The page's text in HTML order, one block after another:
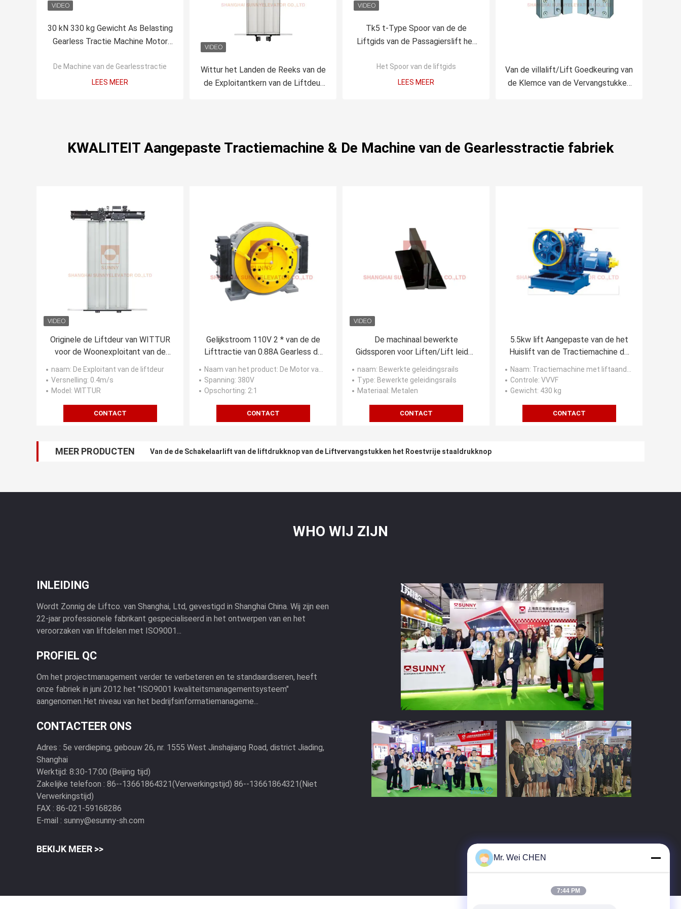
30 kN 330 kg Gewicht As Belasting
Gearless Tractie Machine Motor
De Machine van de Gearlesstractie
LEES MEER
Wittur het Landen de Reeks van de
de Exploitantkern van de Liftdeur
Tk5 t-Type Spoor van de de
Liftgids van de Passagierslift het
Het Spoor van de liftgids
LEES MEER
Van de villalift/Lift Goedkeuring van
de Klemce van de Vervangstukken
KWALITEIT Aangepaste Tractiemachine & De Machine van de Gearlesstractie fabriek
Originele de Liftdeur van WITTUR
voor de Woonexploitant van de
Liftdeur
naam: De Exploitant van de liftdeur
Versnelling: 0.4m/s
Model : WITTUR
CONTACT
Gelijkstroom 110V 2 * van de de
Lifttractie van 0.88A Gearless de
Motor 1150kg/Snelheid
1.0~2.0m/S
Naam van het product: De Motor van de lifttractie
Spanning: 380V
Opschorting: 2:1
CONTACT
De machinaal bewerkte
Gidssporen voor Liften/Lift leiden
Spoor 9mm, 10mm, 16mm
naam: Bewerkte geleidingsrails
Type: Bewerkte geleidingsrails
Materiaal : Metalen
CONTACT
5.5kw lift Aangepaste van de het
Huislift van de Tractiemachine de
Liftmotor
Naam: Tractiemachine met liftaandrijving
Controle: VVVF
Gewicht: 430 kg
CONTACT
MEER PRODUCTEN Van de de Schakelaarlift van de liftdrukknop van de Liftvervangstukken het Roestvrije staaldrukknop
WHO WIJ ZIJN
INLEIDING
Wordt Zonnig de Liftco. van Shanghai, Ltd, gevestigd in Shanghai China. Wij zijn een
22-jaar professionele fabrikant gespecialiseerd in het ontwerpen van en het
veroorzaken van liftdelen met ISO9001...
PROFIEL QC
Om het projectmanagement verder te verbeteren en te standaardiseren, heeft
onze fabriek in juni 2012 het "ISO9001 kwaliteitsmanagementsysteem"
aangenomen.Het niveau van het bedrijfsinformatiemanageme...
CONTACTEER ONS
Adres : 5e verdieping, gebouw 26, nr. 1555 West Jinshajiang Road, district Jiading,
Shanghai
Werktijd: 8:30-17:00 (Beijing tijd)
Zakelijke telefoon : 86--13661864321(Verwerkingstijd) 86--13661864321(Niet
Verwerkingstijd)
FAX : 86-021-59168286
E-mail : sunny@esunny-sh.com
BEKIJK MEER >>
Mr. Wei CHEN
7:44 PM